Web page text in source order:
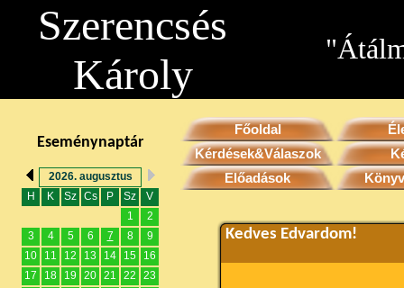
Szerencsés
Károly
Eseménynaptár
2026. augusztus
H
K Sz Cs P Sz
V
1
2
3
4 5 6 7 8
9
10
11 12 13 14 15
16
17
18 19 20 21 22
23
Főoldal
Kérdések&Válaszok
Előadások
Kedves Edvardom!